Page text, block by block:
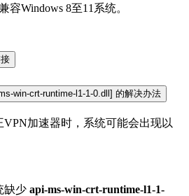
容Windows 8至11系统。
win-crt-runtime-l1-1-0.dll] 的解决办法
加速器时，系统可能会出现以
缺少 api-ms-win-crt-runtime-l1-1-